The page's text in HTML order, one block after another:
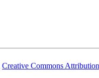
Creative Commons